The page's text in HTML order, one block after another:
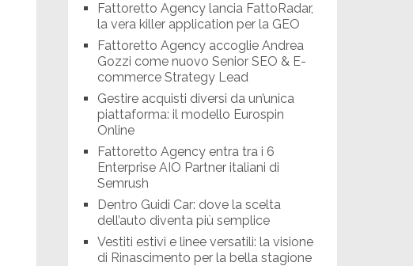
Fattoretto Agency lancia FattoRadar,
la vera killer application per la GEO
Fattoretto Agency accoglie Andrea
Gozzi come nuovo Senior SEO & E-
commerce Strategy Lead
Gestire acquisti diversi da un’unica
piattaforma: il modello Eurospin
Online
Fattoretto Agency entra tra i 6
Enterprise AIO Partner italiani di
Semrush
Dentro Guidi Car: dove la scelta
dell’auto diventa più semplice
Vestiti estivi e linee versatili: la visione
di Rinascimento per la bella stagione